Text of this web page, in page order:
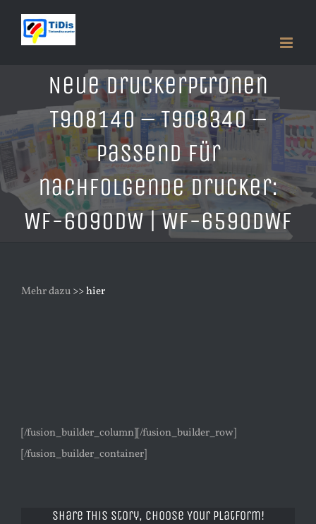
Inhalt
Neue Druckerptronen
T908140 – T908340 –
Passend für
nachfolgende Drucker:
WF-6090DW | WF-6590DWF
Mehr dazu>> hier
[/fusion_builder_column][/fusion_builder_row]
[/fusion_builder_container]
Share This Story, Choose Your Platform!